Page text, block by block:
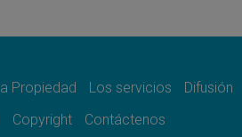
del cristiano"
Propiedad Los servicios
Difusión
Copyright Contáctenos